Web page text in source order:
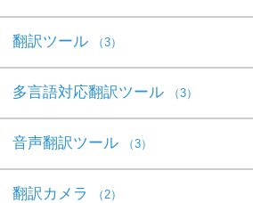
翻訳ツール （3）
多言語対応翻訳ツール （3）
音声翻訳ツール （3）
翻訳カメラ （2）